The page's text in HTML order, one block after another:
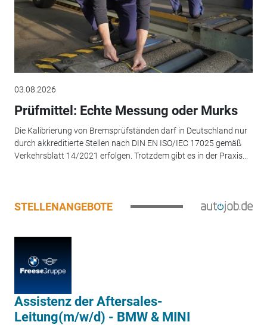
03.08.2026
Prüfmittel: Echte Messung oder Murks
Die Kalibrierung von Bremsprüfständen darf in Deutschland nur
durch akkreditierte Stellen nach DIN EN ISO/IEC 17025 gemäß
Verkehrsblatt 14/2021 erfolgen. Trotzdem gibt es in der Praxis...
STELLENANGEBOTE
Assistenz der Aftersales-
Leitung(m/w/d) - BMW & MINI